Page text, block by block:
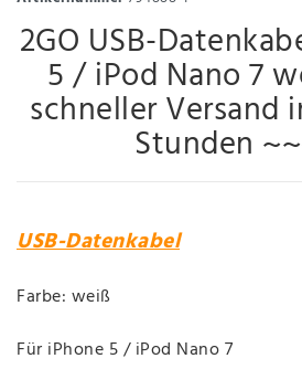
2GO USB-
5 / iPod Nano 7
schneller Versand
Stunden
USB-Datenkabel
Farbe: weiß
Für iPhone 5 / iPod Nano 7